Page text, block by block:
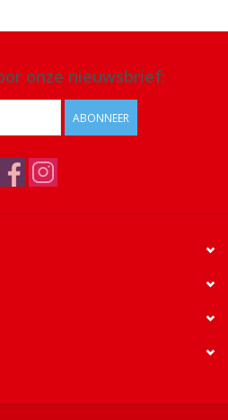
onze nieuwsbrief:
ABONNEER